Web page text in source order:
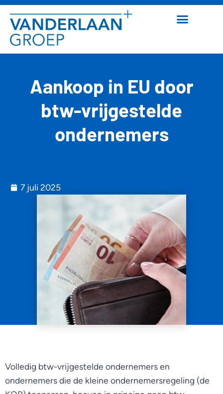
Aankoop in EU door
btw-vrijgestelde
ondernemers
7 juli 2025
Volledig btw-vrijgestelde ondernemers en
ondernemers die de kleine ondernemersregeling (de